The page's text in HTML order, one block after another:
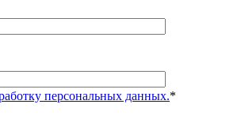
персональных данных.*